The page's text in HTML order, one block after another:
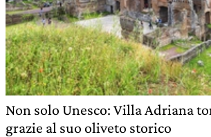
Non solo Unesco: Villa Adriana
grazie al suo oliveto storico